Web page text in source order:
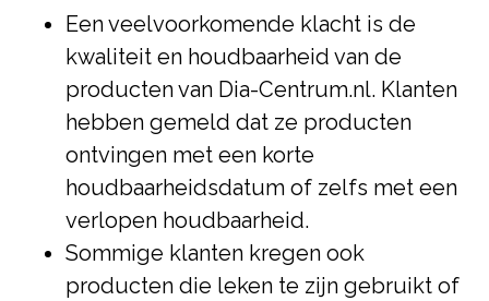
Een veelvoorkomende klacht is de
kwaliteit en houdbaarheid van de
producten van Dia-Centrum.nl. Klanten
hebben gemeld dat ze producten
ontvingen met een korte
houdbaarheidsdatum of zelfs met een
verlopen houdbaarheid.
Sommige klanten kregen ook
producten die leken te zijn gebruikt of